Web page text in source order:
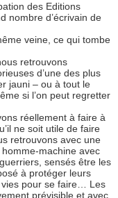
des Editions
nombre d’écrivain de
veine, ce qui tombe
retrouvons
d’une des plus
jauni – ou à tout le
si l’on peut regretter
réellement à faire à
ne soit utile de faire
retrouvons avec une
machine avec
sensés être les
à protéger leurs
vies pour se faire… Les
prévisible et avec